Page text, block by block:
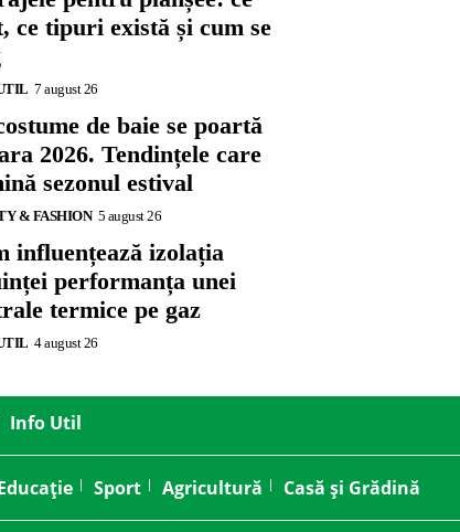
ce tipuri există și cum se
7 august 26
de baie se poartă
2026. Tendințele care
sezonul estival
& FASHION 5 august 26
influențează izolația
performanța unei
termice pe gaz
4 august 26
Info Util
Sport Agricultură Casă și Grădină